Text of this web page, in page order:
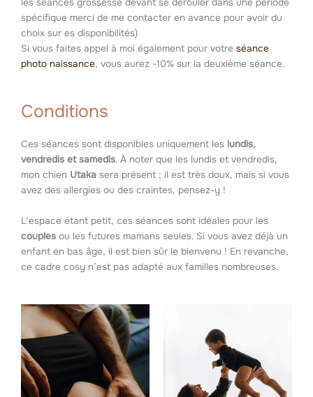
spécifique merci de me contacter en avance pour avoir du
choix sur es disponibilités)
Si vous faites appel à moi également pour votre séance
photo naissance, vous aurez -10% sur la deuxième séance.
Conditions
Ces séances sont disponibles uniquement les lundis,
vendredis et samedis. À noter que les lundis et vendredis,
mon chien Utaka sera présent ; il est très doux, mais si vous
avez des allergies ou des craintes, pensez-y !
L’espace étant petit, ces séances sont idéales pour les
couples ou les futures mamans seules. Si vous avez déjà un
enfant en bas âge, il est bien sûr le bienvenu ! En revanche,
ce cadre cosy n’est pas adapté aux familles nombreuses.